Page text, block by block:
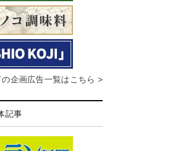
の企画広告一覧はこちら >
記事